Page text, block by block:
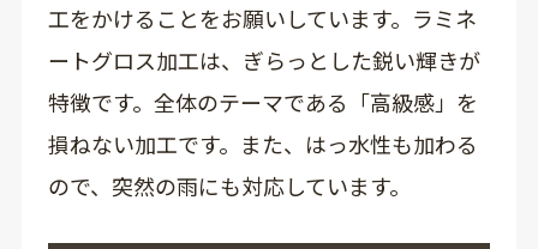
工をかけることをお願いしています。ラミネ
ートグロス加工は、ぎらっとした鋭い輝きが
特徴です。全体のテーマである「高級感」を
損ねない加工です。また、はっ水性も加わる
ので、突然の雨にも対応しています。